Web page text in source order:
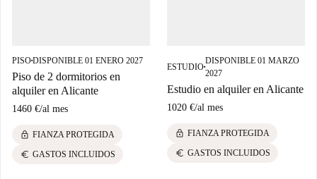
PISO■DISPONIBLE 01 ENERO 2027
Piso de 2 dormitorios en
alquiler en Alicante
1460 €/al mes
lock FIANZA PROTEGIDA
euro GASTOS INCLUIDOS
ESTUDIO■
DISPONIBLE 01 MARZO
2027
Estudio en alquiler en Alicante
1020 €/al mes
lock FIANZA PROTEGIDA
euro GASTOS INCLUIDOS